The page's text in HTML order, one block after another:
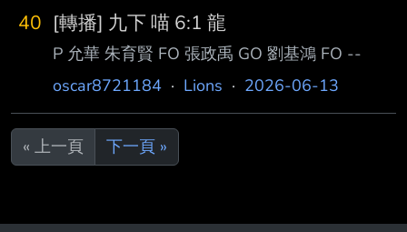
40 [轉播] 九下 喵 6:1 龍
P 允華 朱育賢 FO 張政禹 GO 劉基鴻 FO --
oscar8721184 · Lions · 2026-06-13
« 上一頁 下一頁 »